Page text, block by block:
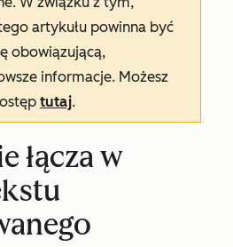
artykułu powinna być
obowiązującą,
informacje. Możesz
tutaj.
łącza w